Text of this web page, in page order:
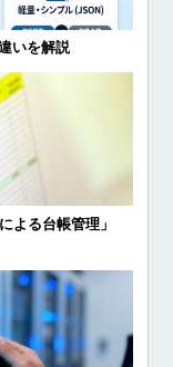
いを解説
よる台帳管理」